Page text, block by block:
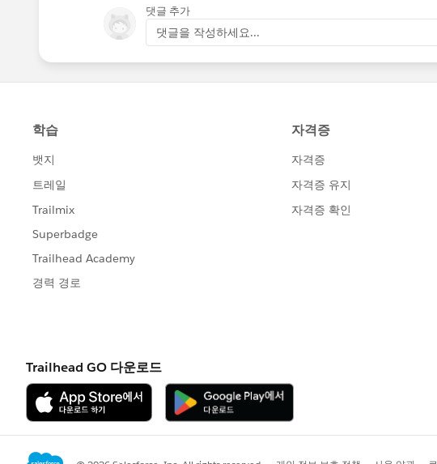
場合の応急策と考えてください。
댓글 추가
댓글을 작성하세요...